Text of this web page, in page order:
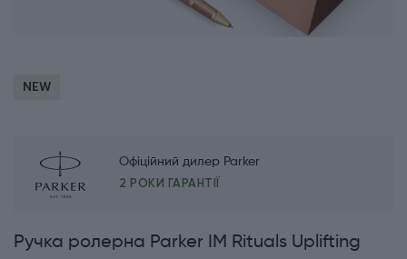
NEW
Офіційний дилер Parker
2 РОКИ ГАРАНТІЇ
Ручка ролерна Parker IM Rituals Uplifting